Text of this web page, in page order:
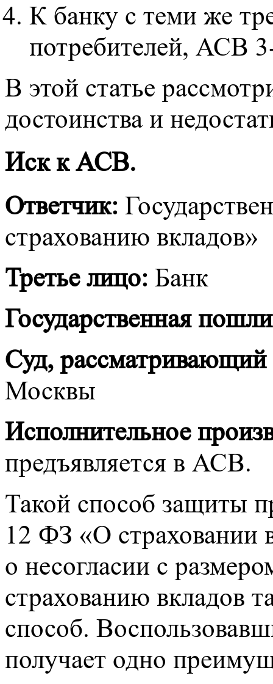
К банку с теми же
потребителей, АСВ
В этой статье
достоинства и
Иск к АСВ.
Ответчик:
страхованию вкладов»
Третье лицо: Банк
Государственная
Суд, рассматривающий
Москвы
Исполнительное
предъявляется в АСВ.
Такой способ защиты
12 ФЗ «О страховании
о несогласии с
страхованию вкладов
способ.
получает одно